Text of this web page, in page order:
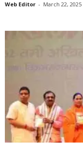
Web Editor - March 22, 2025